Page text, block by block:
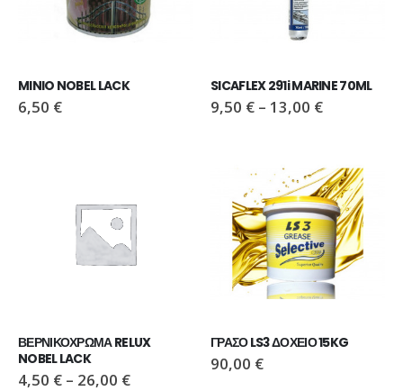
MINIO NOBEL LACK
6,50 €
SICAFLEX 291i MARINE 70ML
9,50 € – 13,00 €
ΒΕΡΝΙΚΟΧΡΩΜΑ RELUX
NOBEL LACK
4,50 € – 26,00 €
ΓΡΑΣΟ LS3 ΔΟΧΕΙΟ 15KG
90,00 €
110,00€
ΠΑΠΟΥΤΣΙ VIKING MOTION LOW GTX BLACK/CHARCOAL
ΠΑΠΟΥΤΣΙ VIKING MOTION LOW GTX GREY/NAVY
110,00€
ΜΠΟΤΑΚΙ PAVEPORT NEO
55,00€